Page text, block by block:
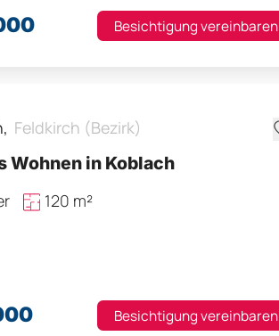
Besichtigung vereinbaren
Feldkirch (Bezirk)
Wohnen in Koblach
120 m²
Besichtigung vereinbaren